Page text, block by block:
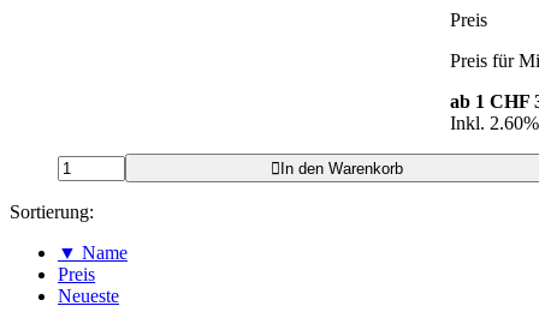
Preis
Preis für
ab 1 CHF
Inkl.
In den Warenkorb
Sortierung:
▼ Name
Preis
Neueste